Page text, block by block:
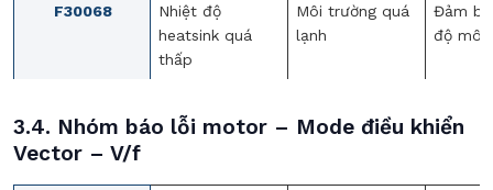
F30068
Nhiệt độ
heatsink quá
thấp
Môi trường quá
lạnh
Đảm
độ môi
3.4. Nhóm báo lỗi motor – Mode điều khiển
Vector – V/f